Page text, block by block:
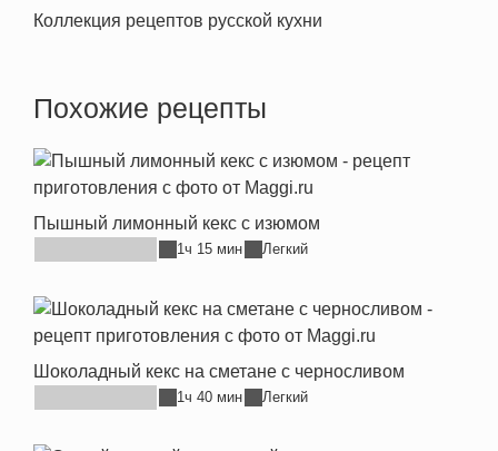
Коллекция рецептов русской кухни
Похожие рецепты
Пышный лимонный кекс с изюмом
1ч 15 мин Легкий
Шоколадный кекс на сметане с черносливом
1ч 40 мин Легкий